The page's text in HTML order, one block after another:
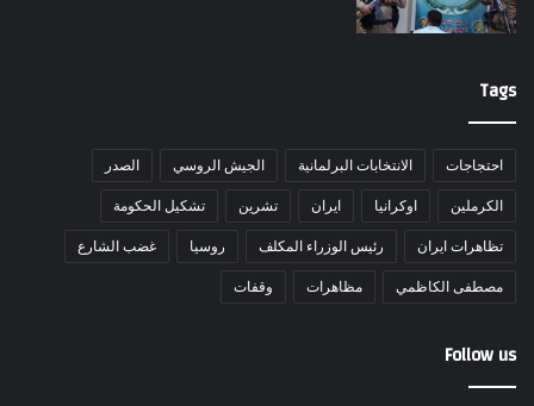
Tags
احتجاجات الانتخابات البرلمانية الجيش الروسي الصدر
الكرملين اوكرانيا ايران تشرين تشكيل الحكومة
تظاهرات ايران رئيس الوزراء المكلف روسيا غضب الشارع
مصطفى الكاظمي مظاهرات وقفات
Follow us